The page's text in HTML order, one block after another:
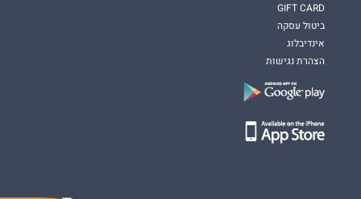
GIFT CARD
ביטול עסקה
אינדיבלוג
הצהרת נגישות